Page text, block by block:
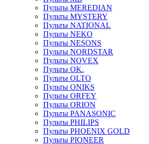
Пульты MEREDIAN
Пульты MYSTERY
Пульты NATIONAL
Пульты NEKO
Пульты NESONS
Пульты NORDSTAR
Пульты NOVEX
Пульты OK.
Пульты OLTO
Пульты ONIKS
Пульты ORFEY
Пульты ORION
Пульты PANASONIC
Пульты PHILIPS
Пульты PHOENIX GOLD
Пульты PIONEER